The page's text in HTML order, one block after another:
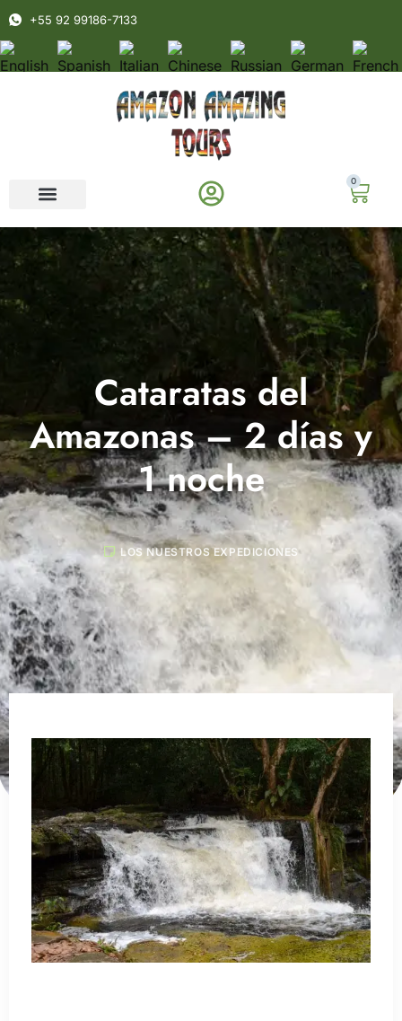
+55 92 99186-7133
0
Cataratas del
Amazonas – 2 días y
1 noche
LOS NUESTROS EXPEDICIONES